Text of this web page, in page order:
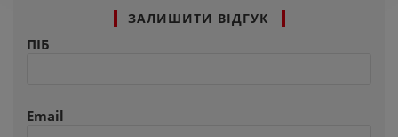
ЗАЛИШИТИ ВІДГУК
ПІБ
Email